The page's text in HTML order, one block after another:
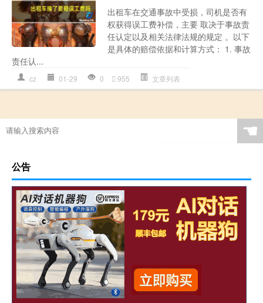
出租车在交通事故中受损，司机是否有
权获得误工费补偿，主要 取决于事故责
任认定以及相关法律法规的规定 。以下
是具体的赔偿依据和计算方式： 1. 事故
责任认...
cz 01-29 0 955 文章列表
☚
公告